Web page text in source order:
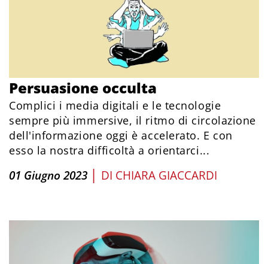
Persuasione occulta
Complici i media digitali e le tecnologie
sempre più immersive, il ritmo di circolazione
dell'informazione oggi è accelerato. E con
esso la nostra difficoltà a orientarci...
01 Giugno 2023 | DI CHIARA GIACCARDI